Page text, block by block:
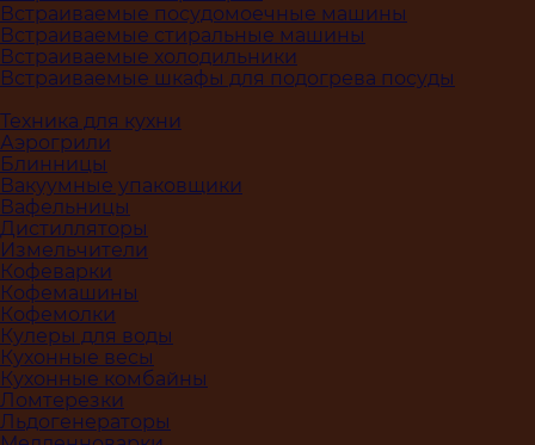
Встраиваемые посудомоечные машины
Встраиваемые стиральные машины
Встраиваемые холодильники
Встраиваемые шкафы для подогрева посуды
Техника для кухни
Аэрогрили
Блинницы
Вакуумные упаковщики
Вафельницы
Дистилляторы
Измельчители
Кофеварки
Кофемашины
Кофемолки
Кулеры для воды
Кухонные весы
Кухонные комбайны
Ломтерезки
Льдогенераторы